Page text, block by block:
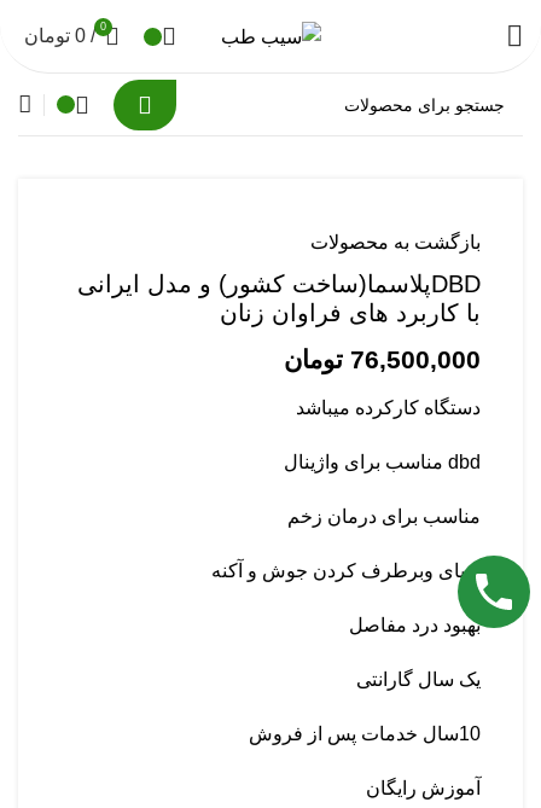
0
/
0 تومان
برای بزرگنمایی کلیک کنید
بازگشت به محصولات
DBDپلاسما(ساخت کشور) و مدل ایرانی
با کاربرد های فراوان زنان
76,500,000 تومان
دستگاه کارکرده میباشد
dbd مناسب برای واژینال
مناسب برای درمان زخم
زیبای وبرطرف کردن جوش و آکنه
بهبود درد مفاصل
یک سال گارانتی
10سال خدمات پس از فروش
آموزش رایگان